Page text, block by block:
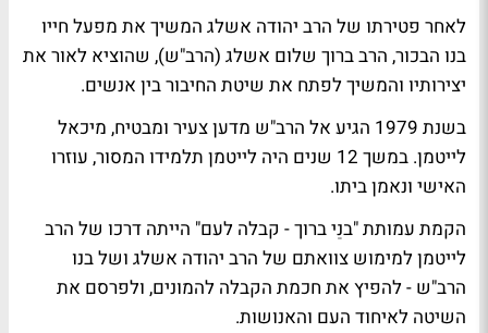
לאחר פטירתו של הרב יהודה אשלג המשיך את מפעל חייו
בנו הבכור, הרב ברוך שלום אשלג (הרב"ש), שהוציא לאור את
יצירותיו והמשיך לפתח את שיטת החיבור בין אנשים.
בשנת 1979 הגיע אל הרב"ש מדען צעיר ומבטיח, מיכאל
לייטמן. במשך 12 שנים היה לייטמן תלמידו המסור, עוזרו
האישי ונאמן ביתו.
הקמת עמותת "בנֵי ברוך - קבלה לעם" הייתה דרכו של הרב
לייטמן למימוש צוואתם של הרב יהודה אשלג ושל בנו
הרב"ש - להפיץ את חכמת הקבלה להמונים, ולפרסם את
השיטה לאיחוד העם והאנושות.